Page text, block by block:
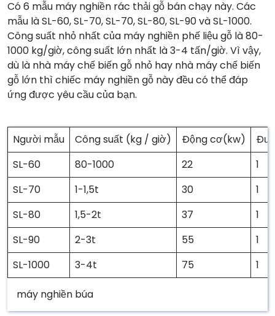
Có 6 mẫu máy nghiền rác thải gỗ bán chạy này. Các
mẫu là SL-60, SL-70, SL-70, SL-80, SL-90 và SL-1000.
Công suất nhỏ nhất của máy nghiền phế liệu gỗ là 80-
1000 kg/giờ, công suất lớn nhất là 3-4 tấn/giờ. Vì vậy,
dù là nhà máy chế biến gỗ nhỏ hay nhà máy chế biến
gỗ lớn thì chiếc máy nghiền gỗ này đều có thể đáp
ứng được yêu cầu của bạn.
Người mẫu Công suất (kg / giờ) Động cơ(kw)
SL-60
80-1000 22
1
SL-70
1-1,5t 30
1
SL-80
1,5-2t 37
1
SL-90
2-3t 55
1
SL-1000
3-4t 75 1
máy nghiền búa